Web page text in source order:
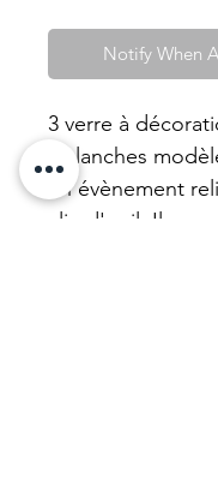
Notify When
3 verre à
/ blanches
un évènement
clin d'oeil. Ils